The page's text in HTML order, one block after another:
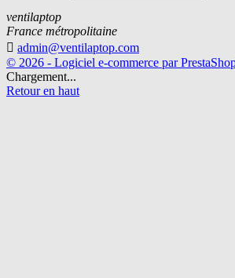
ventilaptop
France métropolitaine
 admin@ventilaptop.com
© 2026 - Logiciel e-commerce par
Chargement...
Retour en haut